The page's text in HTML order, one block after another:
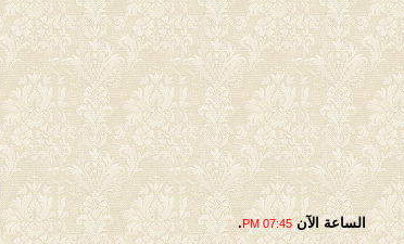
الساعة الآن07:45 PM
.